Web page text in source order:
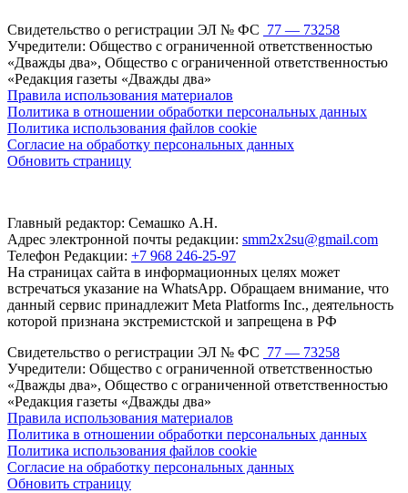
Свидетельство о регистрации ЭЛ № ФС 77 — 73258
Учредители: Общество с ограниченной ответственностью
«Дважды два», Общество с ограниченной ответственностью
«Редакция газеты «Дважды два»
Правила использования материалов
Политика в отношении обработки персональных данных
Политика использования файлов cookie
Согласие на обработку персональных данных
Обновить страницу
Главный редактор: Семашко А.Н.
Адрес электронной почты редакции: smm2x2su@gmail.com
Телефон Редакции: +7 968 246-25-97
На страницах сайта в информационных целях может
встречаться указание на WhatsApp. Обращаем внимание, что
данный сервис принадлежит Meta Platforms Inc., деятельность
которой признана экстремистской и запрещена в РФ
Свидетельство о регистрации ЭЛ № ФС 77 — 73258
Учредители: Общество с ограниченной ответственностью
«Дважды два», Общество с ограниченной ответственностью
«Редакция газеты «Дважды два»
Правила использования материалов
Политика в отношении обработки персональных данных
Политика использования файлов cookie
Согласие на обработку персональных данных
Обновить страницу